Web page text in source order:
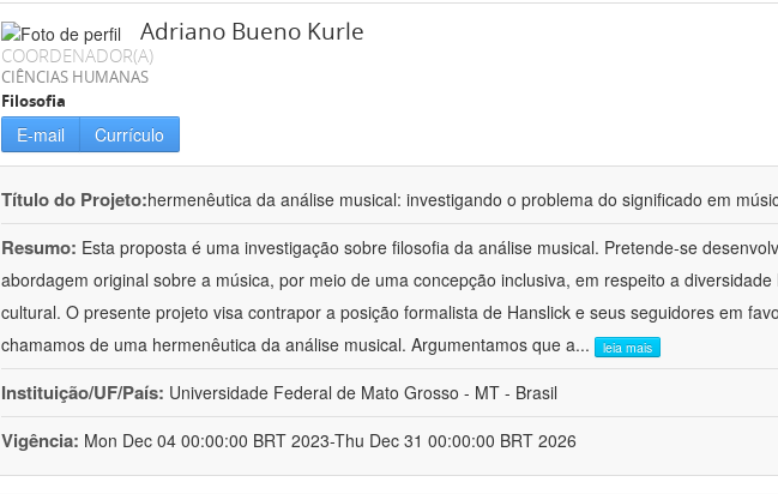
Adriano Bueno Kurle
COORDENADOR(A)
CIÊNCIAS HUMANAS
Filosofia
E-mail Currículo
Título do Projeto:hermenêutica da análise musical: investigando o problema do significado em
Resumo: Esta proposta é uma investigação sobre filosofia da análise musical. Pretende-se
abordagem original sobre a música, por meio de uma concepção inclusiva, em respeito a diversidade
cultural. O presente projeto visa contrapor a posição formalista de Hanslick e seus seguidores em
chamamos de uma hermenêutica da análise musical. Argumentamos que a... leia mais
Instituição/UF/País: Universidade Federal de Mato Grosso - MT - Brasil
Vigência: Mon Dec 04 00:00:00 BRT 2023-Thu Dec 31 00:00:00 BRT 2026